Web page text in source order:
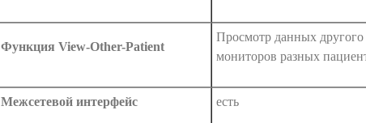
Функция View-Other-Patient
Просмотр данных
мониторов разных
Межсетевой интерфейс есть